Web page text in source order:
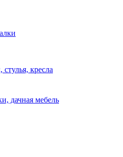
кресла
дачная мебель